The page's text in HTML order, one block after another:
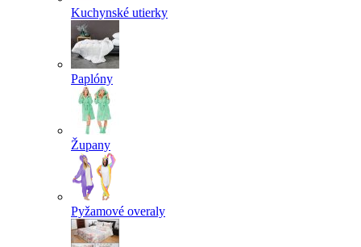
Kuchynské utierky
Paplóny
Župany
Pyžamové overaly